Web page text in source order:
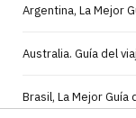
Argentina, La Mejor
Australia. Guía del
Brasil, La Mejor Guía